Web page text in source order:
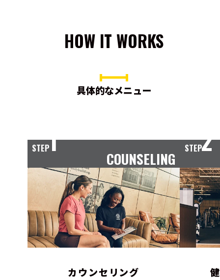
HOW IT WORKS
具体的なメニュー
STEP1
COUNSELING
カウンセリング
STEP2